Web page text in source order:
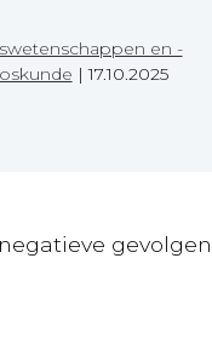
en -
|17.10.2025
gevolgen